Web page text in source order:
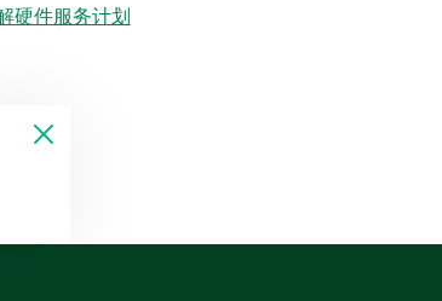
硬件服务计划